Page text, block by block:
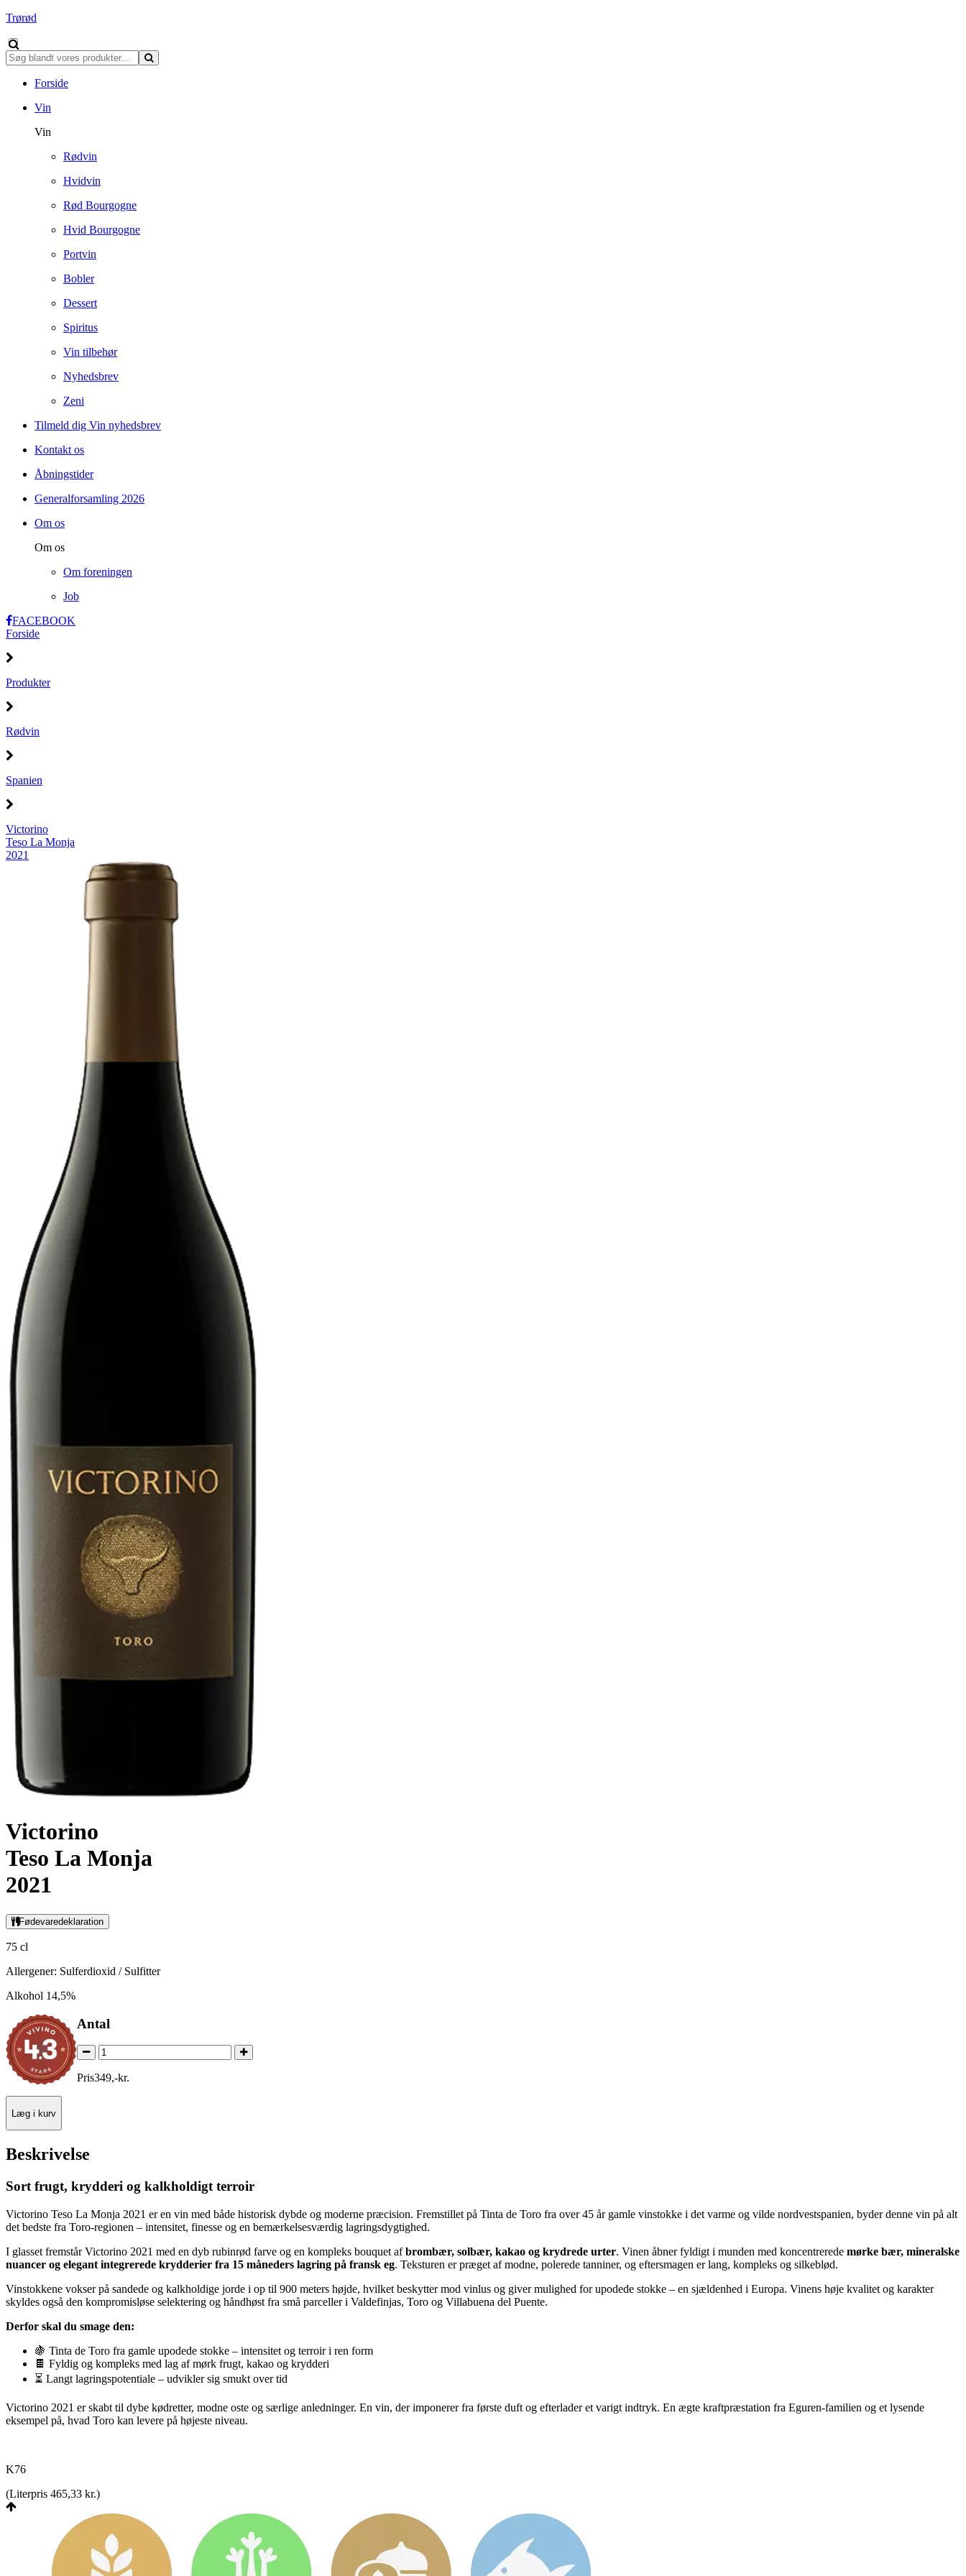
Trørød
Forside
Vin
Vin
Rødvin
Hvidvin
Rød Bourgogne
Hvid Bourgogne
Portvin
Bobler
Dessert
Spiritus
Vin tilbehør
Nyhedsbrev
Zeni
Tilmeld dig Vin nyhedsbrev
Kontakt os
Åbningstider
Generalforsamling 2026
Om os
Om os
Om foreningen
Job
FACEBOOK
Forside
Produkter
Rødvin
Spanien
Victorino
Teso La Monja
2021
Victorino
Teso La Monja
2021
Fødevaredeklaration
75 cl
Allergener: Sulferdioxid / Sulfitter
Alkohol 14,5%
Antal
Pris349,-kr.
Læg i kurv
Beskrivelse
Sort frugt, krydderi og kalkholdigt terroir
Victorino Teso La Monja 2021 er en vin med både historisk dybde og moderne præcision. Fremstillet på Tinta de Toro fra over 45 år gamle vinstokke i det varme og vilde nordvestspanien, byder denne vin på alt
det bedste fra Toro-regionen – intensitet, finesse og en bemærkelsesværdig lagringsdygtighed.
I glasset fremstår Victorino 2021 med en dyb rubinrød farve og en kompleks bouquet afbrombær, solbær, kakao og krydrede urter. Vinen åbner fyldigt i munden med koncentrerede mørke bær, mineralske
nuancer og elegant integrerede krydderier fra 15 måneders lagring på fransk eg. Teksturen er præget af modne, polerede tanniner, og eftersmagen er lang, kompleks og silkeblød.
Vinstokkene vokser på sandede og kalkholdige jorde i op til 900 meters højde, hvilket beskytter mod vinlus og giver mulighed for upodede stokke – en sjældenhed i Europa. Vinens høje kvalitet og karakter
skyldes også den kompromisløse selektering og håndhøst fra små parceller i Valdefinjas, Toro og Villabuena del Puente.
Derfor skal du smage den:
🍇 Tinta de Toro fra gamle upodede stokke – intensitet og terroir i ren form
🍫 Fyldig og kompleks med lag af mørk frugt, kakao og krydderi
⏳ Langt lagringspotentiale – udvikler sig smukt over tid
Victorino 2021 er skabt til dybe kødretter, modne oste og særlige anledninger. En vin, der imponerer fra første duft og efterlader et varigt indtryk. En ægte kraftpræstation fra Eguren-familien og et lysende
eksempel på, hvad Toro kan levere på højeste niveau.
K76
(Literpris 465,33 kr.)